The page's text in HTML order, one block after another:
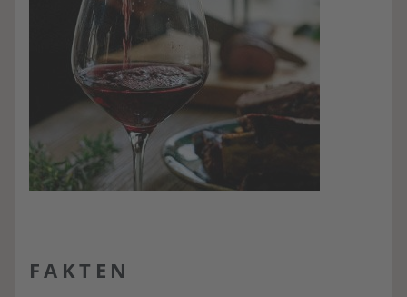
FAKTEN